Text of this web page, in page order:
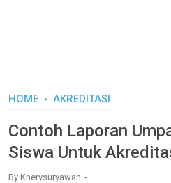
HOME › AKREDITASI
Contoh Laporan
Siswa Untuk
By Kherysuryawan